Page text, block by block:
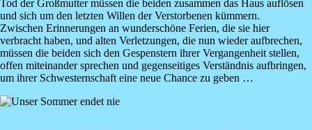
Tod der Großmutter müssen die beiden zusammen das Haus auflösen
und sich um den letzten Willen der Verstorbenen kümmern.
Zwischen Erinnerungen an wunderschöne Ferien, die sie hier
verbracht haben, und alten Verletzungen, die nun wieder aufbrechen,
müssen die beiden sich den Gespenstern ihrer Vergangenheit stellen,
offen miteinander sprechen und gegenseitiges Verständnis aufbringen,
um ihrer Schwesternschaft eine neue Chance zu geben …
Image